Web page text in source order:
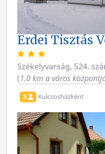
Erdei Tisztás
Székelyvarság, 524.
(1.0 km a város
3 Kulcsosházként